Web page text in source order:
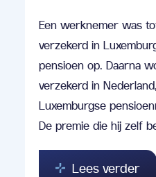
Een werknemer was
verzekerd in
pensioen op. Daarna
verzekerd in
Luxemburgse
De premie die hij zelf
Lees verder